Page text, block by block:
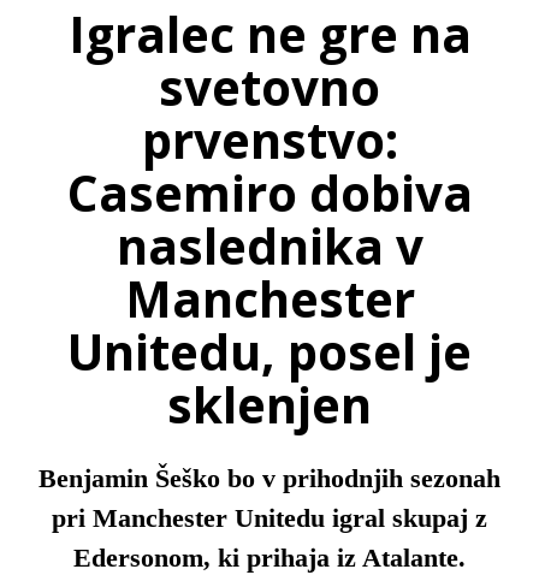
Igralec ne gre na
svetovno
prvenstvo:
Casemiro dobiva
naslednika v
Manchester
Unitedu, posel je
sklenjen
Benjamin Šeško bo v prihodnjih sezonah
pri Manchester Unitedu igral skupaj z
Edersonom, ki prihaja iz Atalante.